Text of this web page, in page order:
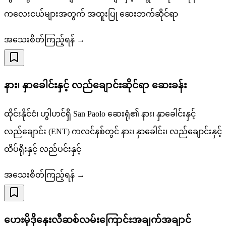
ကလေးငယ်များအတွက် အထူးပြု ဆေးဘက်ဆိုင်ရာ
အသေးစိတ်ကြည့်ရန် →
နား၊ နှာခေါင်းနှင့် လည်ချောင်းဆိုင်ရာ ဆေးခန်း
ထိုင်းနိုင်ငံ၊ ဟွါဟင်ရှိ San Paolo ဆေးရုံ၏ နား၊ နှာခေါင်းနှင့်
လည်ချောင်း (ENT) ကလင်နစ်တွင် နား၊ နှာခေါင်း၊ လည်ချောင်းနှင့်
ထိပ်ရိုးနှင့် လည်ပင်းနှင့်
အသေးစိတ်ကြည့်ရန် →
ဟေးမိုဒိုနှေးလီဆစ်လမ်းကြောင်းအချက်အချာင်